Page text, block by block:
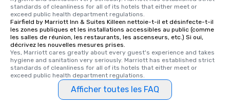
standards of cleanliness for all of its hotels that either meet or
exceed public health department regulations.
Fairfield by Marriott Inn & Suites Killeen nettoie-t-il et désinfecte-t-il
les zones publiques et les installations accessibles au public (comme
les salles de réunion, les restaurants, les ascenseurs, etc.) Si oui,
décrivez les nouvelles mesures prises.
Yes, Marriott cares greatly about every guest's experience and takes
hygiene and sanitation very seriously. Marriott has established strict
standards of cleanliness for all of its hotels that either meet or
exceed public health department regulations.
Afficher toutes les FAQ